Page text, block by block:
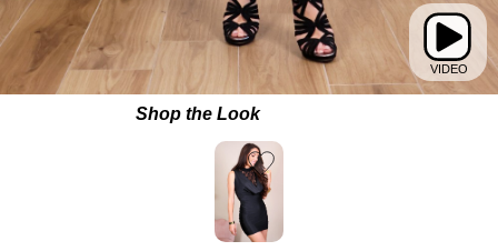
Shop the Look